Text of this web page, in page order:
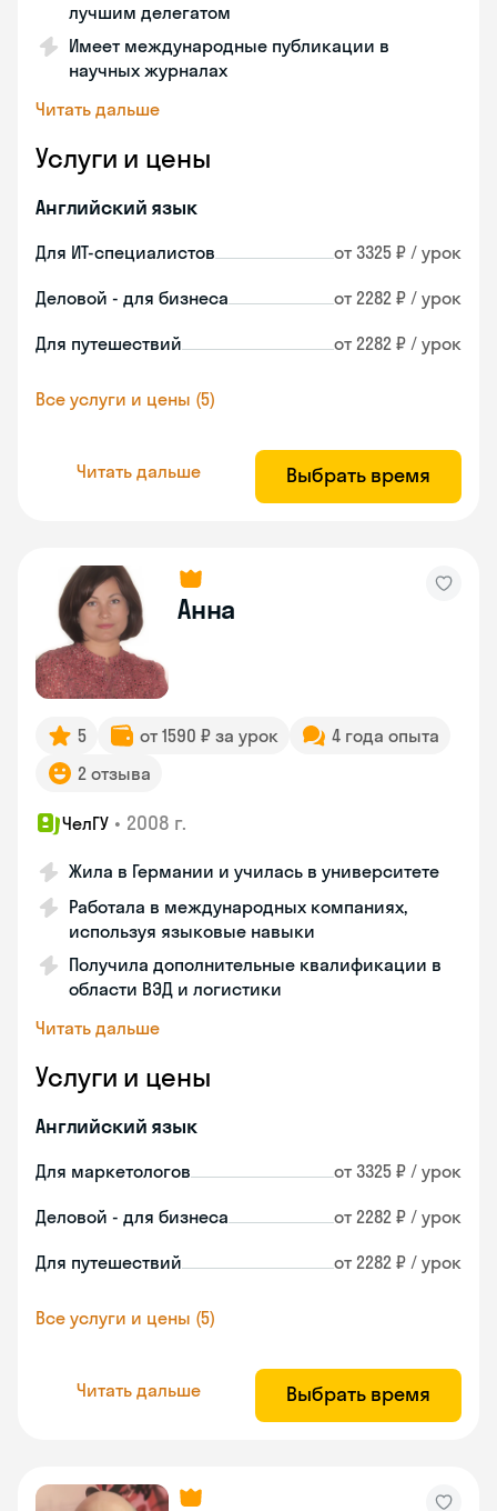
лучшим делегатом
Имеет международные публикации в
научных журналах
Читать дальше
Услуги и цены
Английский язык
Для ИТ-специалистов от 3325 ₽ / урок
Деловой - для бизнеса от 2282 ₽ / урок
Для путешествий от 2282 ₽ / урок
Все услуги и цены (5)
Читать дальше Выбрать время
Анна
5 от 1590 ₽ за урок
4 года опыта
2 отзыва
ЧелГУ • 2008 г.
Жила в Германии и училась в университете
Работала в международных компаниях,
используя языковые навыки
Получила дополнительные квалификации в
области ВЭД и логистики
Читать дальше
Услуги и цены
Английский язык
Для маркетологов от 3325 ₽ / урок
Деловой - для бизнеса от 2282 ₽ / урок
Для путешествий от 2282 ₽ / урок
Все услуги и цены (5)
Читать дальше Выбрать время